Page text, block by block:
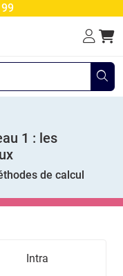
1 : les
de calcul
Intra